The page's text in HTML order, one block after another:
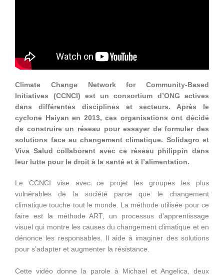
Climate Change Network for Community-Based
Initiatives (CCNCI) est un consortium d’ONG actives
dans différentes disciplines et secteurs. Après le
cyclone Haiyan en 2013, ces organisations ont décidé
de construire un réseau pour essayer de formuler des
solutions face au changement climatique. Solidagro et
Viva Salud collaborent avec ce réseau philippin dans
leur lutte pour le droit à la santé et à l’alimentation.
Le CCNCI vise avec ce projet les groupes les plus
vulnérables de la société parce que le changement
climatique touche tout le monde. La méthode utilisée pour ce
faire est la méthode ART, un processus d’apprentissage
visuel qui montre les causes du changement climatique et en
dénonce les responsables. Il aide à imaginer des solutions
pour s’adapter et augmenter la résistance.
Cette vidéo donne la parole à Michael et Angelica, deux